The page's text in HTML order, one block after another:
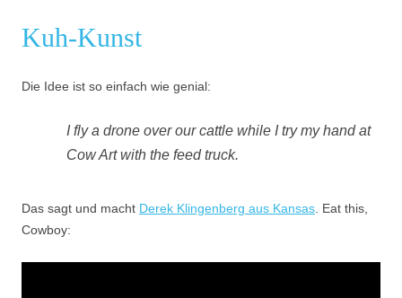
Kuh-Kunst
Die Idee ist so einfach wie genial:
I fly a drone over our cattle while I try my hand at
Cow Art with the feed truck.
Das sagt und macht Derek Klingenberg aus Kansas . Eat this,
Cowboy: